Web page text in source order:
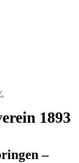
1893
–